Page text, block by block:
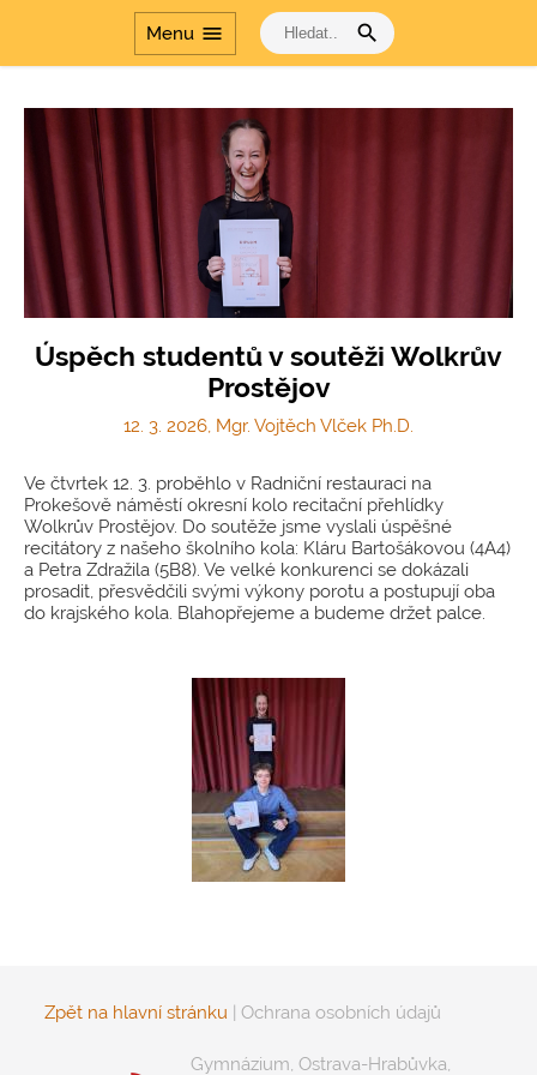
Menu menu search
profesnímu rozvoji
Šablony
řeš
Úspěch studentů v soutěži Wolkrův
Prostějov
12. 3. 2026, Mgr. Vojtěch Vlček Ph.D.
Ve čtvrtek 12. 3. proběhlo v Radniční restauraci na
Prokešově náměstí okresní kolo recitační přehlídky
Wolkrův Prostějov. Do soutěže jsme vyslali úspěšné
recitátory z našeho školního kola: Kláru Bartošákovou (4A4)
a Petra Zdražila (5B8). Ve velké konkurenci se dokázali
prosadit, přesvědčili svými výkony porotu a postupují oba
do krajského kola. Blahopřejeme a budeme držet palce.
Zpět na hlavní stránku | Ochrana osobních údajů
Gymnázium, Ostrava-Hrabůvka,